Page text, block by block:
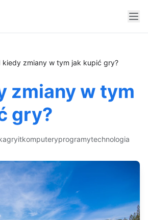
kiedy zmiany w tym jak kupić gry?
zmiany w tym
gry?
gryitkomputeryprogramytechnologia